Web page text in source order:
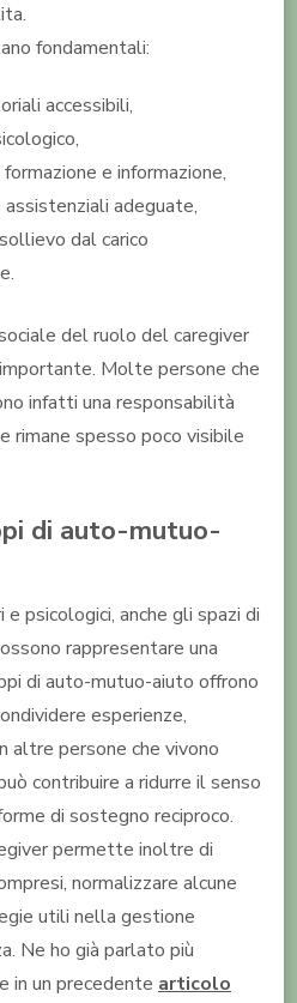
fondamentali:
accessibili,
e informazione,
adeguate,
dal carico
del ruolo del caregiver
Molte persone che
infatti una responsabilità
rimane spesso poco visibile
di auto-mutuo-
psicologici, anche gli spazi di
rappresentare una
di auto-mutuo-aiuto offrono
esperienze,
altre persone che vivono
contribuire a ridurre il senso
di sostegno reciproco.
permette inoltre di
normalizzare alcune
utili nella gestione
Ne ho già parlato più
in un precedente articolo